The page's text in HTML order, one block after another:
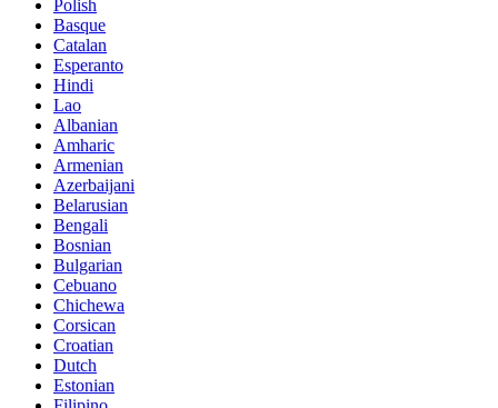
Polish
Basque
Catalan
Esperanto
Hindi
Lao
Albanian
Amharic
Armenian
Azerbaijani
Belarusian
Bengali
Bosnian
Bulgarian
Cebuano
Chichewa
Corsican
Croatian
Dutch
Estonian